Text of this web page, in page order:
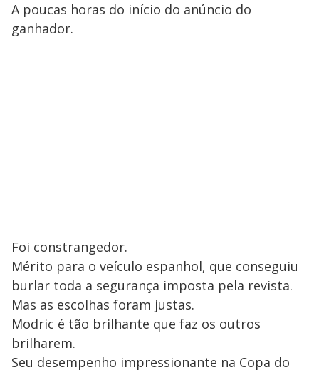
A poucas horas do início do anúncio do
ganhador.
Foi constrangedor.
Mérito para o veículo espanhol, que conseguiu
burlar toda a segurança imposta pela revista.
Mas as escolhas foram justas.
Modric é tão brilhante que faz os outros
brilharem.
Seu desempenho impressionante na Copa do